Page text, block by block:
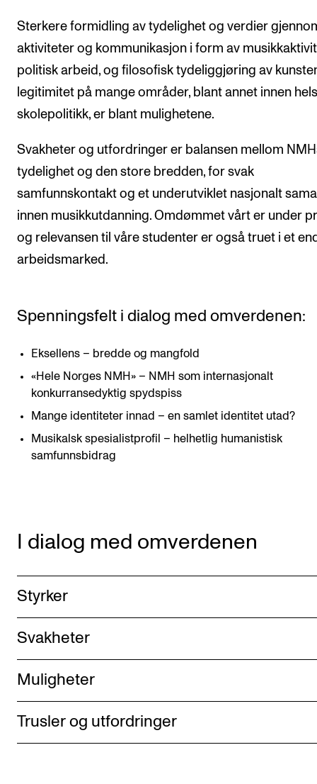
Sterkere formidling av tydelighet og verdier
aktiviteter og kommunikasjon i form av
politisk arbeid, og filosofisk tydeliggjøring av
legitimitet på mange områder, blant annet innen
skolepolitikk, er blant mulighetene.
Svakheter og utfordringer er balansen mellom
tydelighet og den store bredden, for svak
samfunnskontakt og et underutviklet nasjonalt
innen musikkutdanning. Omdømmet vårt er under
og relevansen til våre studenter er også truet i et
arbeidsmarked.
Spenningsfelt i dialog med omverdenen:
Eksellens – bredde og mangfold
«Hele Norges NMH» – NMH som internasjonalt
konkurransedyktig spydspiss
Mange identiteter innad – en samlet identitet utad?
Musikalsk spesialistprofil – helhetlig humanistisk
samfunnsbidrag
I dialog med omverdenen
Styrker
Svakheter
Muligheter
Trusler og utfordringer